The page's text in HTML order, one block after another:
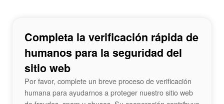
Completa la verificación rápida de
humanos para la seguridad del
sitio web
Por favor, complete un breve proceso de verificación
humana para ayudarnos a proteger nuestro sitio web